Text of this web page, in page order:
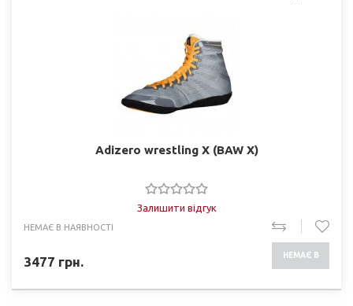
Adizero wrestling X (BAW X)
Залишити відгук
НЕМАЄ В НАЯВНОСТІ
3477 грн. НЕМАЄ В